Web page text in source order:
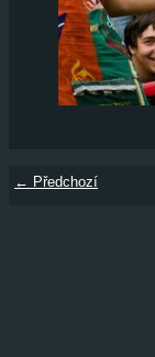
← Předchozí